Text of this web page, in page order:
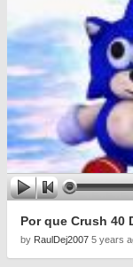
Por que Crush 40
by RaulDej2007 5 years